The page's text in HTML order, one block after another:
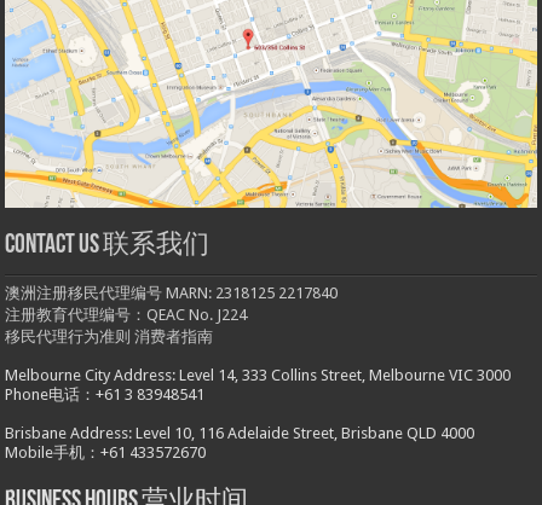
Contact us 联系我们
澳洲注册移民代理编号 MARN: 2318125 2217840
注册教育代理编号：QEAC No. J224
移民代理行为准则 消费者指南
Melbourne City Address: Level 14, 333 Collins Street, Melbourne VIC 3000
Phone电话：+61 3 83948541
Brisbane Address: Level 10, 116 Adelaide Street, Brisbane QLD 4000
Mobile手机：+61 433572670